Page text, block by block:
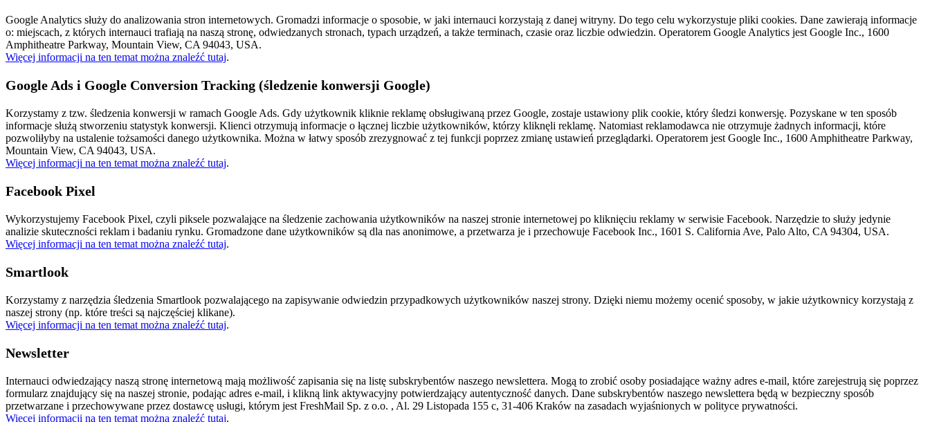
Google Analytics służy do analizowania stron internetowych. Gromadzi informacje o sposobie, w jaki internauci korzystają z danej witryny. Do tego celu wykorzystuje pliki cookies. Dane zawierają informacje
o: miejscach, z których internauci trafiają na naszą stronę, odwiedzanych stronach, typach urządzeń, a także terminach, czasie oraz liczbie odwiedzin. Operatorem Google Analytics jest Google Inc., 1600
Amphitheatre Parkway, Mountain View, CA 94043, USA.
Więcej informacji na ten temat można znaleźć tutaj.
Google Ads i Google Conversion Tracking (śledzenie konwersji Google)
Korzystamy z tzw. śledzenia konwersji w ramach Google Ads. Gdy użytkownik kliknie reklamę obsługiwaną przez Google, zostaje ustawiony plik cookie, który śledzi konwersję. Pozyskane w ten sposób
informacje służą stworzeniu statystyk konwersji. Klienci otrzymują informacje o łącznej liczbie użytkowników, którzy kliknęli reklamę. Natomiast reklamodawca nie otrzymuje żadnych informacji, które
pozwoliłyby na ustalenie tożsamości danego użytkownika. Można w łatwy sposób zrezygnować z tej funkcji poprzez zmianę ustawień przeglądarki. Operatorem jest Google Inc., 1600 Amphitheatre Parkway,
Mountain View, CA 94043, USA.
Więcej informacji na ten temat można znaleźć tutaj.
Facebook Pixel
Wykorzystujemy Facebook Pixel, czyli piksele pozwalające na śledzenie zachowania użytkowników na naszej stronie internetowej po kliknięciu reklamy w serwisie Facebook. Narzędzie to służy jedynie
analizie skuteczności reklam i badaniu rynku. Gromadzone dane użytkowników są dla nas anonimowe, a przetwarza je i przechowuje Facebook Inc., 1601 S. California Ave, Palo Alto, CA 94304, USA.
Więcej informacji na ten temat można znaleźć tutaj.
Smartlook
Korzystamy z narzędzia śledzenia Smartlook pozwalającego na zapisywanie odwiedzin przypadkowych użytkowników naszej strony. Dzięki niemu możemy ocenić sposoby, w jakie użytkownicy korzystają z
naszej strony (np. które treści są najczęściej klikane).
Więcej informacji na ten temat można znaleźć tutaj.
Newsletter
Internauci odwiedzający naszą stronę internetową mają możliwość zapisania się na listę subskrybentów naszego newslettera. Mogą to zrobić osoby posiadające ważny adres e-mail, które zarejestrują się poprzez
formularz znajdujący się na naszej stronie, podając adres e-mail, i klikną link aktywacyjny potwierdzający autentyczność danych. Dane subskrybentów naszego newslettera będą w bezpieczny sposób
przetwarzane i przechowywane przez dostawcę usługi, którym jest FreshMail Sp. z o.o. , Al. 29 Listopada 155 c, 31-406 Kraków na zasadach wyjaśnionych w polityce prywatności.
Więcej informacji na ten temat można znaleźć tutaj.